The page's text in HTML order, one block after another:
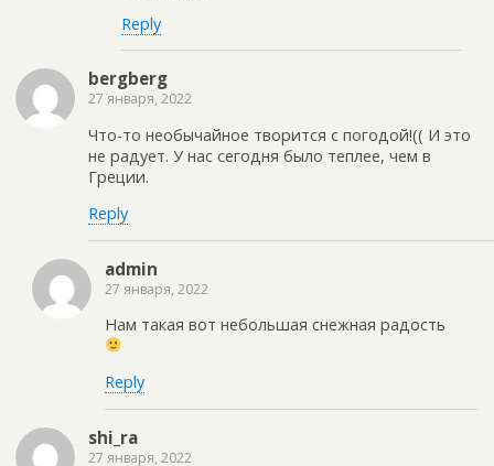
Reply
bergberg
27 января, 2022
Что-то необычайное творится с погодой!(( И это
не радует. У нас сегодня было теплее, чем в
Греции.
Reply
admin
27 января, 2022
Нам такая вот небольшая снежная радость
Reply
shi_ra
27 января, 2022